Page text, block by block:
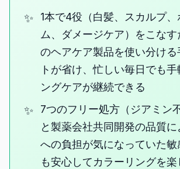
1本で4役（白髪、スカルプ、
ム、ダメージケア）をこな
のヘアケア製品を使い分ける
トが省け、忙しい毎日でも
ングケアが継続できる
7つのフリー処方（ジアミン
と製薬会社共同開発の品質
への負担が気になっていた
も安心してカラーリングを楽